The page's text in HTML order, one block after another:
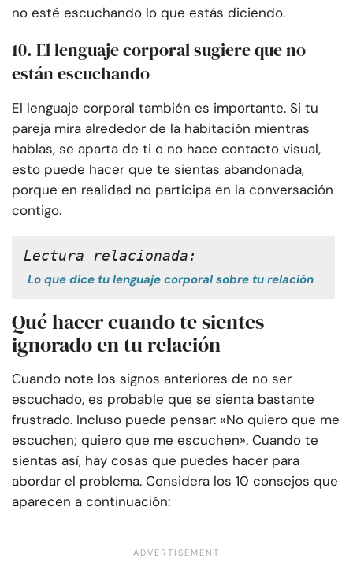
no esté escuchando lo que estás diciendo.
10. El lenguaje corporal sugiere que no
están escuchando
El lenguaje corporal también es importante. Si tu
pareja mira alrededor de la habitación mientras
hablas, se aparta de ti o no hace contacto visual,
esto puede hacer que te sientas abandonada,
porque en realidad no participa en la conversación
contigo.
Lectura relacionada:
Lo que dice tu lenguaje corporal sobre tu relación
Qué hacer cuando te sientes
ignorado en tu relación
Cuando note los signos anteriores de no ser
escuchado, es probable que se sienta bastante
frustrado. Incluso puede pensar: «No quiero que me
escuchen; quiero que me escuchen». Cuando te
sientas así, hay cosas que puedes hacer para
abordar el problema. Considera los 10 consejos que
aparecen a continuación: